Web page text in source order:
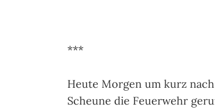
***
Heute Morgen um kurz
Scheune die Feuerwehr